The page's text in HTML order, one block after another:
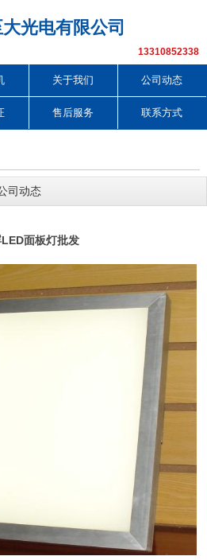
光电有限公司
13310852338
关于我们 公司动态
售后服务 联系方式
司动态
面板灯批发